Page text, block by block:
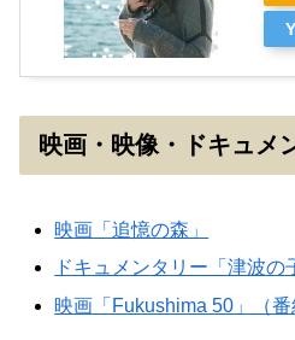
映画・映像・ドキュメ
映画「追憶の森」
ドキュメンタリー「津波の
映画「Fukushima 50」（番